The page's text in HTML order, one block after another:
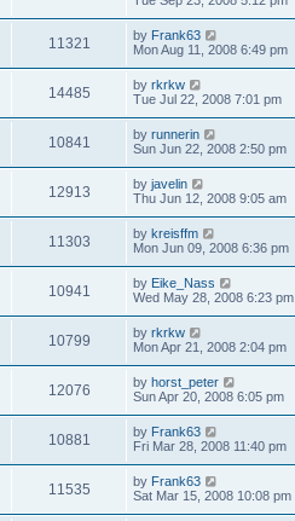
11321 by Frank63
Mon Aug 11, 2008 6:49 pm
14485 by rkrkw
Tue Jul 22, 2008 7:01 pm
10841 by runnerin
Sun Jun 22, 2008 2:50 pm
12913 by javelin
Thu Jun 12, 2008 9:05 am
11303 by kreisffm
Mon Jun 09, 2008 6:36 pm
10941 by Eike_Nass
Wed May 28, 2008 6:23 pm
10799 by rkrkw
Mon Apr 21, 2008 2:04 pm
12076 by horst_peter
Sun Apr 20, 2008 6:05 pm
10881 by Frank63
Fri Mar 28, 2008 11:40 pm
11535 by Frank63
Sat Mar 15, 2008 10:08 pm